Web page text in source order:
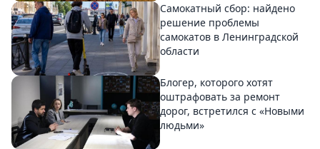
Самокатный сбор: найдено
решение проблемы
самокатов в Ленинградской
области
Блогер, которого хотят
оштрафовать за ремонт
дорог, встретился с «Новыми
людьми»